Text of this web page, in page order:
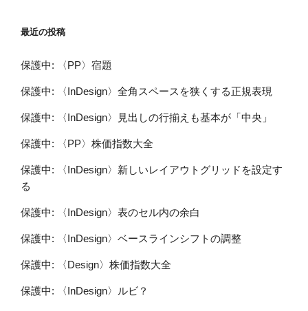
最近の投稿
保護中: 〈PP〉宿題
保護中: 〈InDesign〉全角スペースを狭くする正規表現
保護中: 〈InDesign〉見出しの行揃えも基本が「中央」
保護中: 〈PP〉株価指数大全
保護中: 〈InDesign〉新しいレイアウトグリッドを設定す
る
保護中: 〈InDesign〉表のセル内の余白
保護中: 〈InDesign〉ベースラインシフトの調整
保護中: 〈Design〉株価指数大全
保護中: 〈InDesign〉ルビ？